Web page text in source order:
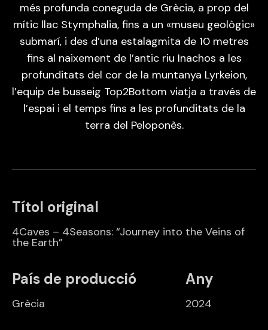
més profunda coneguda de Grècia, a prop del
mític llac Stymphalia, fins a un «museu geològic»
submarí, i des d’una estalagmita de 10 metres
fins al naixement de l’antic riu Inachos a les
profunditats del cor de la muntanya Lyrkeion,
l’equip de busseig Top2Bottom viatja a través de
l’espai i el temps fins a les profunditats de la
terra del Peloponès.
Títol original
4Caves – 4Seasons: “Journey into the Veins of
the Earth”
País de producció
Grècia
Any
2024